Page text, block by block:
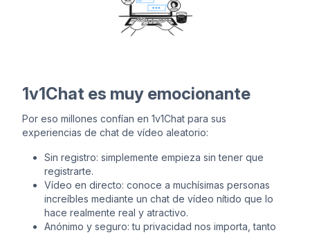
1v1Chat es muy emocionante
Por eso millones confían en 1v1Chat para sus
experiencias de chat de vídeo aleatorio:
Sin registro: simplemente empieza sin tener que
registrarte.
Vídeo en directo: conoce a muchísimas personas
increíbles mediante un chat de vídeo nítido que lo
hace realmente real y atractivo.
Anónimo y seguro: tu privacidad nos importa, tanto